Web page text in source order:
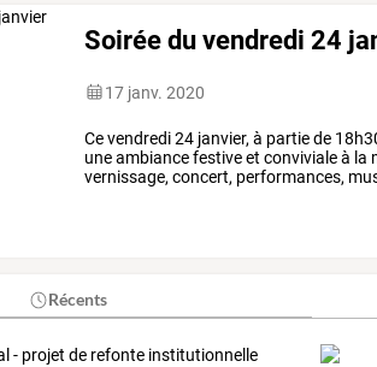
Soirée du vendredi 24
17 janv. 2020
Cevendredi24 janvier, à partiede
uneambiancefestiveet convivialeà la
vernissage, concert, performances,
Récents
- projet de refonte institutionnelle